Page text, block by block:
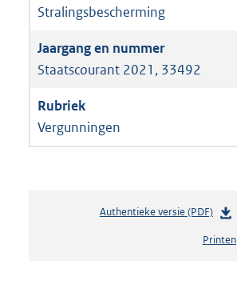
Stralingsbescherming
Staatscourant 2021, 33492
Vergunningen
Authentieke versie (PDF)b
s
Printen